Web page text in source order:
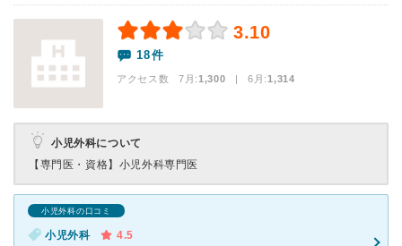
3.10
18件
アクセス数 7月:1,300 | 6月:1,314
小児外科について
【専門医・資格】 小児外科専門医
小児外科の口コミ
小児外科
4.5